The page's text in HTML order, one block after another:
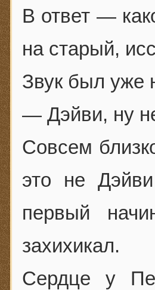
В ответ —
на старый,
Звук был уже
— Дэйви, ну
Совсем
это не
первый
захихикал.
Сердце у